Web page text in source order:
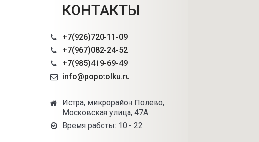
КОНТАКТЫ
+7(926)720-11-09
+7(967)082-24-52
+7(985)419-69-49
info@popotolku.ru
Истра, микрорайон Полево,
Московская улица, 47А
Время работы: 10 - 22